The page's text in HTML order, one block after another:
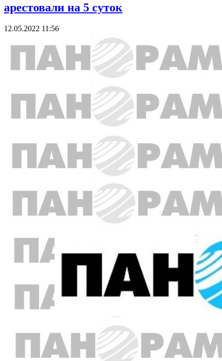
арестовали на 5 суток
12.05.2022 11:56